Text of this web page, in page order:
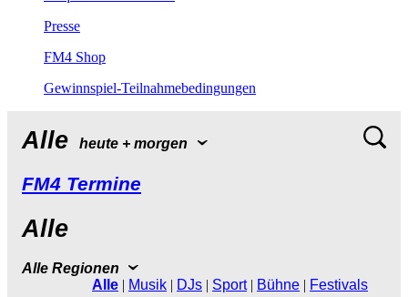
Presse
FM4Shop
Gewinnspiel-Teilnahmebedingungen
Alle heute+morgen
FM4Termine
Alle
AlleRegionen
Alle | Musik | DJs | Sport| Bühne | Festivals